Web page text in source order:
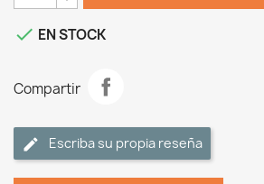
 EN STOCK
Compartir
Escriba su propia reseña